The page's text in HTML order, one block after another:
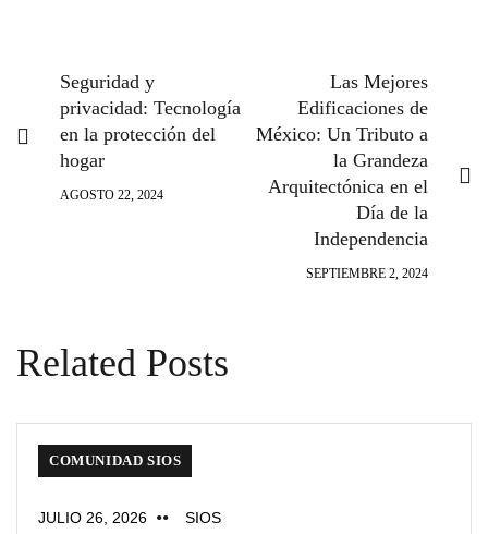
Seguridad y
privacidad: Tecnología
en la protección del
hogar
AGOSTO 22, 2024
Las Mejores
Edificaciones de
México: Un Tributo a
la Grandeza
Arquitectónica en el
Día de la
Independencia
SEPTIEMBRE 2, 2024
Related Posts
COMUNIDAD SIOS
JULIO 26, 2026 SIOS